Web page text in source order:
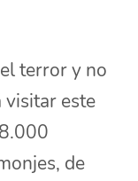
terror y no
visitar este
de